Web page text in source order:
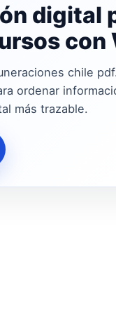
digital
con
chile
ordenar
más trazable.